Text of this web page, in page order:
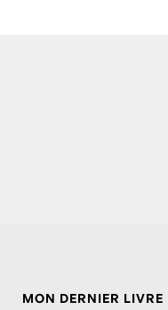
MON DERNIER LIVRE